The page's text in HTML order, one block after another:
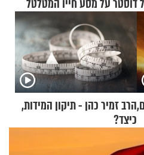
דוסטר על מסע חייו המטלטל
הרב זמיר כהן - תיקון המידות,
כיצד?